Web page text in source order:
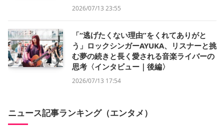
2026/07/13 23:55
「“逃げたくない理由”をくれてありがと
う」ロックシンガーAYUKA、リスナーと挑
む夢の続きと長く愛される音楽ライバーの
思考〈インタビュー｜後編〉
2026/07/13 17:54
ニュース記事ランキング（エンタメ）